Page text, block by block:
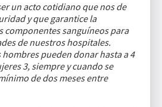
un acto cotidiano que nos de
y que garantice la
componentes sanguíneos para
de nuestros hospitales.
pueden donar hasta a 4
3, siempre y cuando se
de dos meses entre